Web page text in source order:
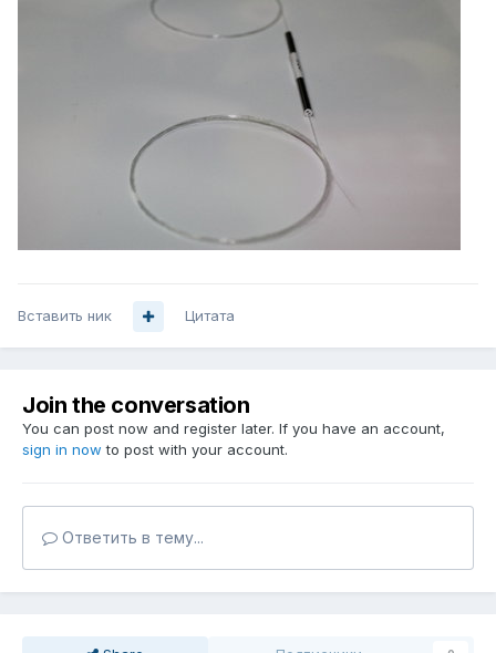
Вставить ник Цитата
Join the conversation
You can post now and register later. If you have an account,
sign in now to post with your account.
Ответить в тему...